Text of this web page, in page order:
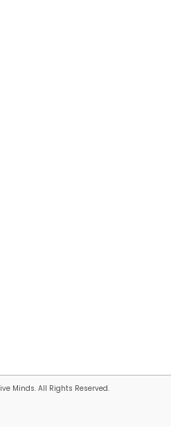
Minds. All Rights Reserved.